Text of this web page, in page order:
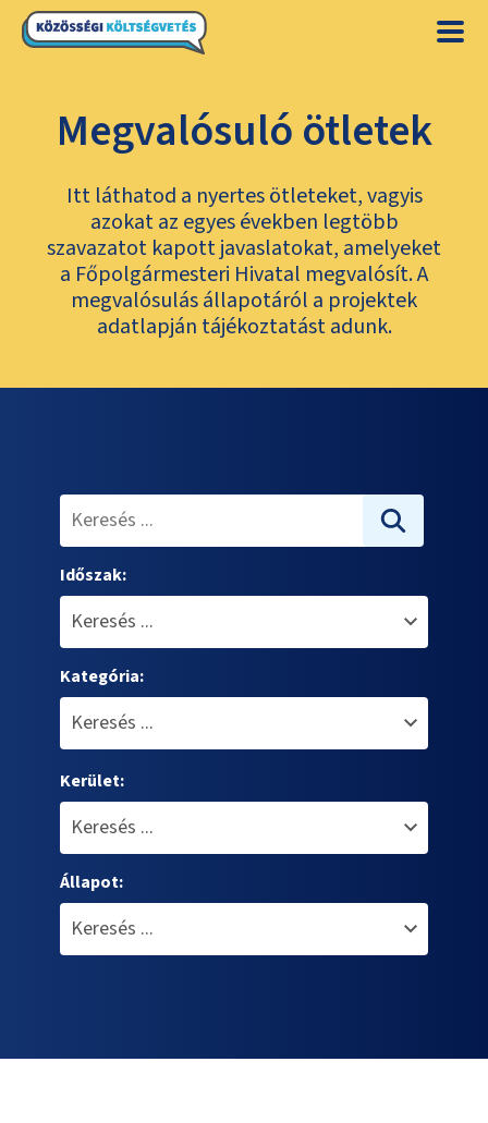
Megvalósuló ötletek
Itt láthatod a nyertes ötleteket, vagyis
azokat az egyes években legtöbb
szavazatot kapott javaslatokat, amelyeket
a Főpolgármesteri Hivatal megvalósít. A
megvalósulás állapotáról a projektek
adatlapján tájékoztatást adunk.
Időszak:
Kategória:
Kerület:
Állapot: